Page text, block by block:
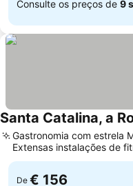
Consulte os preços de 9
Santa Catalina, a
Gastronomia com estrela
Extensas instalações de
esportes
De € 156